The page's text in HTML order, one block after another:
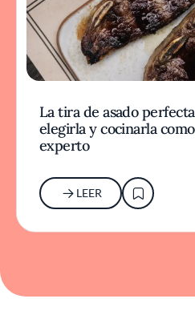
La tira de asado
elegirla y cocinarla
experto
LEER